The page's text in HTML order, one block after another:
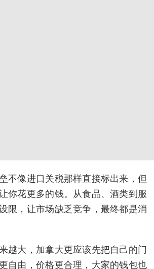
不像进口关税那样直接标出来，但
你花更多的钱。从食品、酒类到服
限，让市场缺乏竞争，最终都是消
越大，加拿大更应该先把自己的门
自由，价格更合理，大家的钱包也